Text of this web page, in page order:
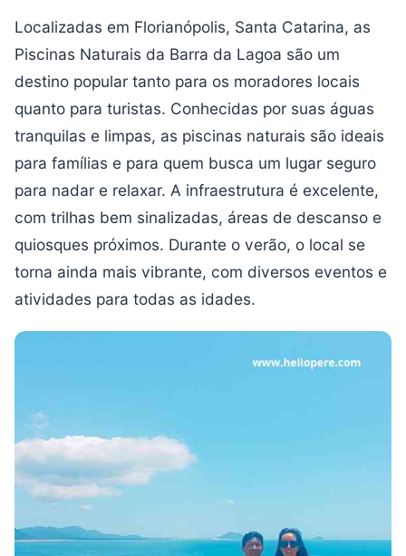
Localizadas em Florianópolis, Santa Catarina, as
Piscinas Naturais da Barra da Lagoa são um
destino popular tanto para os moradores locais
quanto para turistas. Conhecidas por suas águas
tranquilas e limpas, as piscinas naturais são ideais
para famílias e para quem busca um lugar seguro
para nadar e relaxar. A infraestrutura é excelente,
com trilhas bem sinalizadas, áreas de descanso e
quiosques próximos. Durante o verão, o local se
torna ainda mais vibrante, com diversos eventos e
atividades para todas as idades.